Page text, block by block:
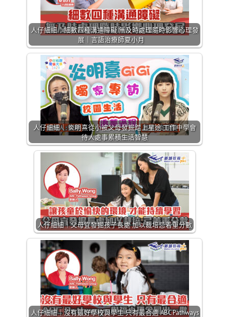
人仔細細｜細數四種溝通障礙 無及時處理隨時影響心理發
展｜言語治療師夏小月
人仔細細｜ 炎明熹從小被父母發掘踏上星途 工作中學會
待人處事累積生活智慧
人仔細細｜父母宜發掘孩子長處 加以裁培忌着重分數
人仔細細｜沒有最好學校與學生 只有最合適 ABC Pathways